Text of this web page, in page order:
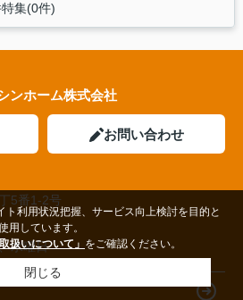
特集(0件)
ンホーム株式会社
お問い合わせ
5番1‐2号
水曜日
ト利用状況把握、サービス向上検討を目的と
用しています。
扱いについて」 をご確認ください。
閉じる